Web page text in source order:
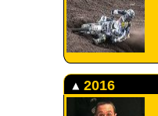
2016